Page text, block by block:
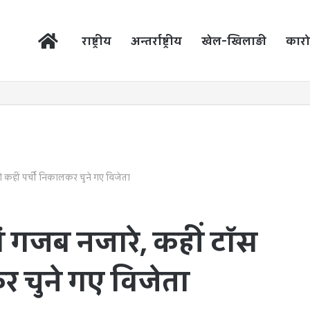
राष्ट्रीय अन्तर्राष्ट्रीय खेल-खिलाड़ी
पर्ची निकालकर चुने गए विजेता
नजारे, कहीं टॉस
चुने गए विजेता